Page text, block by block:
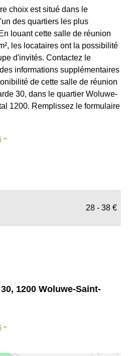
choix est situé dans le
des quartiers les plus
louant cette salle de réunion
les locataires ont la possibilité
d'invités. Contactez le
informations supplémentaires
de cette salle de réunion
30, dans le quartier Woluwe-
1200. Remplissez le formulaire
28 - 38 €
1200 Woluwe-Saint-